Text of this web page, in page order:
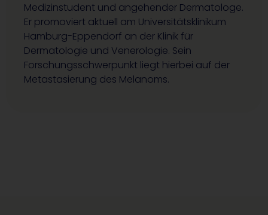
Medizinstudent und angehender Dermatologe.
Er promoviert aktuell am Universitätsklinikum
Hamburg-Eppendorf an der Klinik für
Dermatologie und Venerologie. Sein
Forschungsschwerpunkt liegt hierbei auf der
Metastasierung des Melanoms.